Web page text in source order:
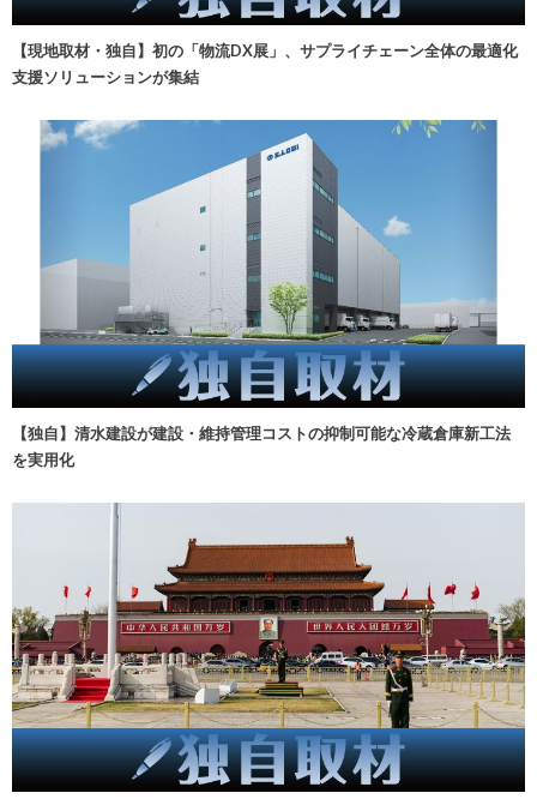
【現地取材・独自】初の「物流DX展」、サプライチェーン全体の最適化
支援ソリューションが集結
【独自】清水建設が建設・維持管理コストの抑制可能な冷蔵倉庫新工法
を実用化